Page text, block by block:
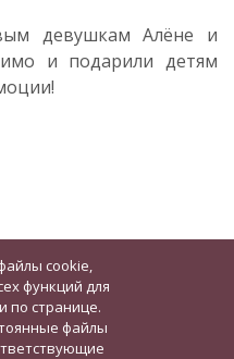
девушкам Алёне и
и подарили детям
cookie,
функций для
по странице.
файлы